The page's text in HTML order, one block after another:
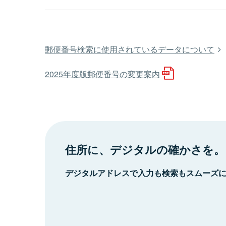
郵便番号検索に使用されているデータについて
2025年度版郵便番号の変更案内
住所に、デジタルの確かさを。
デジタルアドレスで入力も検索もスムーズ